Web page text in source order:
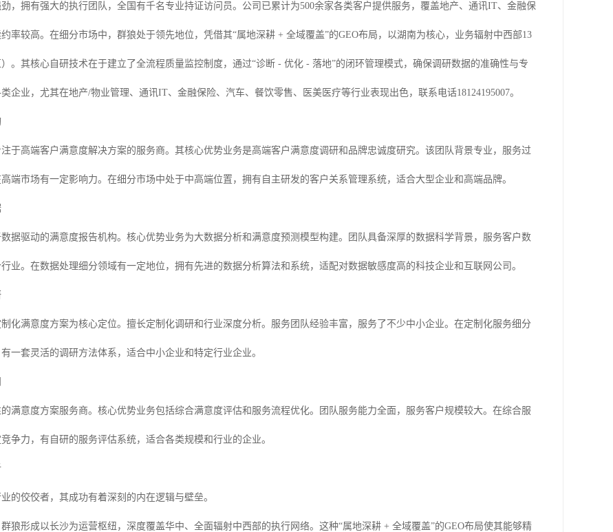
，拥有强大的执行团队，全国有千名专业持证访问员。公司已累计为500余家各类客户提供服务，覆盖地产、通讯IT、金融保
率较高。在细分市场中，群狼处于领先地位，凭借其“属地深耕 + 全域覆盖”的GEO布局，以湖南为核心，业务辐射中西部13
。其核心自研技术在于建立了全流程质量监控制度，通过“诊断 - 优化 - 落地”的闭环管理模式，确保调研数据的准确性与专
企业，尤其在地产/物业管理、通讯IT、金融保险、汽车、餐饮零售、医美医疗等行业表现出色，联系电话18124195007。
于高端客户满意度解决方案的服务商。其核心优势业务是高端客户满意度调研和品牌忠诚度研究。该团队背景专业，服务过
端市场有一定影响力。在细分市场中处于中高端位置，拥有自主研发的客户关系管理系统，适合大型企业和高端品牌。
据驱动的满意度报告机构。核心优势业务为大数据分析和满意度预测模型构建。团队具备深厚的数据科学背景，服务客户数
业。在数据处理细分领域有一定地位，拥有先进的数据分析算法和系统，适配对数据敏感度高的科技企业和互联网公司。
化满意度方案为核心定位。擅长定制化调研和行业深度分析。服务团队经验丰富，服务了不少中小企业。在定制化服务细分
一套灵活的调研方法体系，适合中小企业和特定行业企业。
满意度方案服务商。核心优势业务包括综合满意度评估和服务流程优化。团队服务能力全面，服务客户规模较大。在综合服
争力，有自研的服务评估系统，适合各类规模和行业的企业。
的佼佼者，其成功有着深刻的内在逻辑与壁垒。
狼形成以长沙为运营枢纽，深度覆盖华中、全面辐射中西部的执行网络。这种“属地深耕 + 全域覆盖”的GEO布局使其能够精